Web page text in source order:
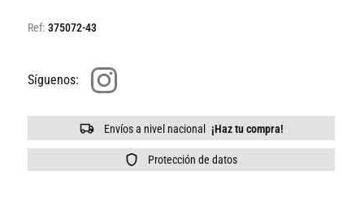
Ref: 375072-43
Síguenos:
Envíos a nivel nacional ¡Haz tu compra!
Protección de datos